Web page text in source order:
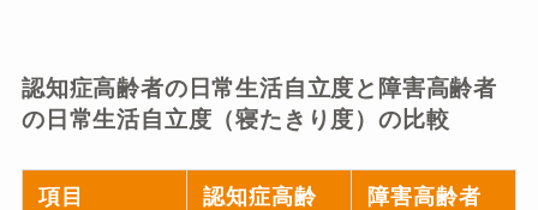
認知症高齢者の日常生活自立度と障害高齢者
の日常生活自立度（寝たきり度）の比較
項目
認知症高齢
障害高齢者